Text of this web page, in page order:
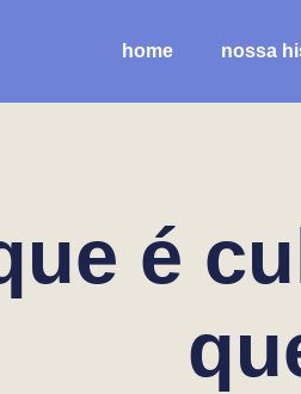
home nossa
é